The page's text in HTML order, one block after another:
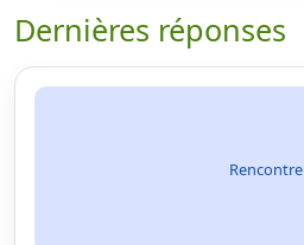
Dernières réponses
Rencontre